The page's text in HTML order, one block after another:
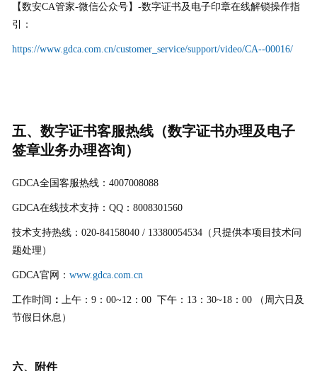
【数安CA管家-微信公众号】-数字证书及电子印章在线解锁操作指
引：
https://www.gdca.com.cn/customer_service/support/video/CA--00016/
五、数字证书客服热线（数字证书办理及电子
签章业务办理咨询）
GDCA全国客服热线：4007008088
GDCA在线技术支持：QQ：8008301560
技术支持热线：020-84158040 / 13380054534（只提供本项目技术问
题处理）
GDCA官网： www.gdca.com.cn
工作时间 ：
上午：9：00~12：00 下午：13：30~18：00 （周六日及
节假日休息）
六、附件